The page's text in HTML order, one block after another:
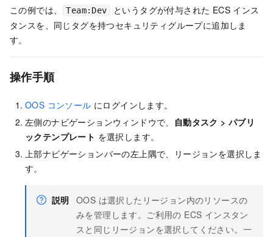
この例では、 Team:Dev
というタグが付与された ECS インス
タンスを、同じタグを持つセキュリティグループに追加しま
す。
操作手順
OOS コンソール にログインします。
左側のナビゲーションウィンドウで、
自動タスク >パブリ
ックテンプレート を選択します。
上部ナビゲーションバーの左上隅で、リージョンを選択しま
す。
説明 OOS は選択したリージョン内のリソースの
みを管理します。ご利用の ECS インスタン
スと同じリージョンを選択してください。一